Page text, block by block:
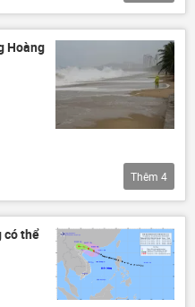
ở Việt Nam
Hoàng
ở Việt Nam
đề biển đảo
Thêm 4
có thể